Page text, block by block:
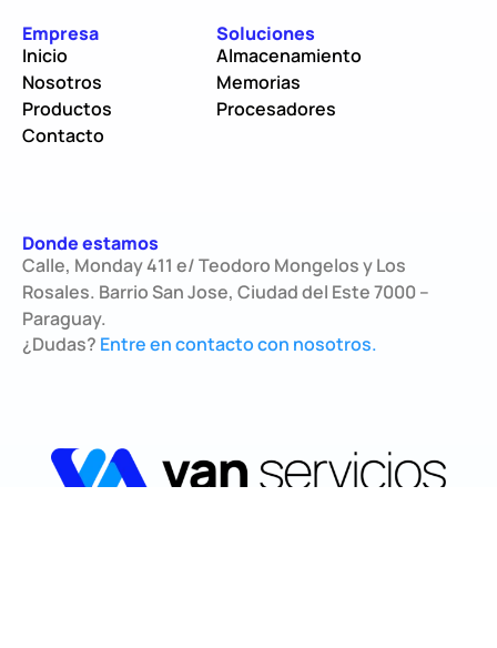
Empresa
Inicio
Nosotros
Productos
Contacto
Soluciones
Almacenamiento
Memorias
Procesadores
Donde estamos
Calle, Monday 411 e/ Teodoro Mongelos y Los
Rosales. Barrio San Jose, Ciudad del Este 7000 –
Paraguay.
¿Dudas? Entre en contacto con nosotros.